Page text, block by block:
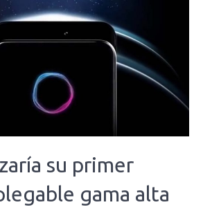
su primer
gama alta